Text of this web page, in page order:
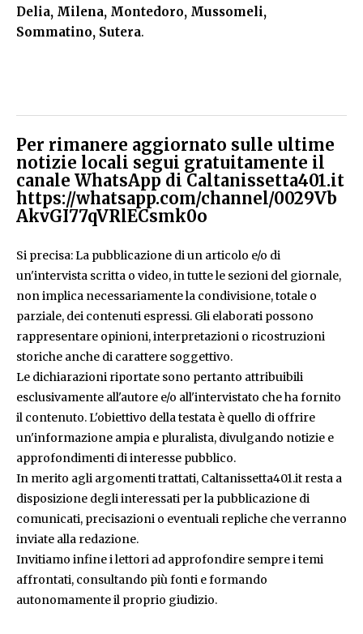
Delia, Milena, Montedoro, Mussomeli,
Sommatino, Sutera.
Per rimanere aggiornato sulle ultime
notizie locali segui gratuitamente il
canale WhatsApp di Caltanissetta401.it
https://whatsapp.com/channel/0029Vb
AkvGI77qVRlECsmk0o
Si precisa: La pubblicazione di un articolo e/o di
un'intervista scritta o video, in tutte le sezioni del giornale,
non implica necessariamente la condivisione, totale o
parziale, dei contenuti espressi. Gli elaborati possono
rappresentare opinioni, interpretazioni o ricostruzioni
storiche anche di carattere soggettivo.
Le dichiarazioni riportate sono pertanto attribuibili
esclusivamente all'autore e/o all'intervistato che ha fornito
il contenuto. L'obiettivo della testata è quello di offrire
un'informazione ampia e pluralista, divulgando notizie e
approfondimenti di interesse pubblico.
In merito agli argomenti trattati, Caltanissetta401.it resta a
disposizione degli interessati per la pubblicazione di
comunicati, precisazioni o eventuali repliche che verranno
inviate alla redazione.
Invitiamo infine i lettori ad approfondire sempre i temi
affrontati, consultando più fonti e formando
autonomamente il proprio giudizio.